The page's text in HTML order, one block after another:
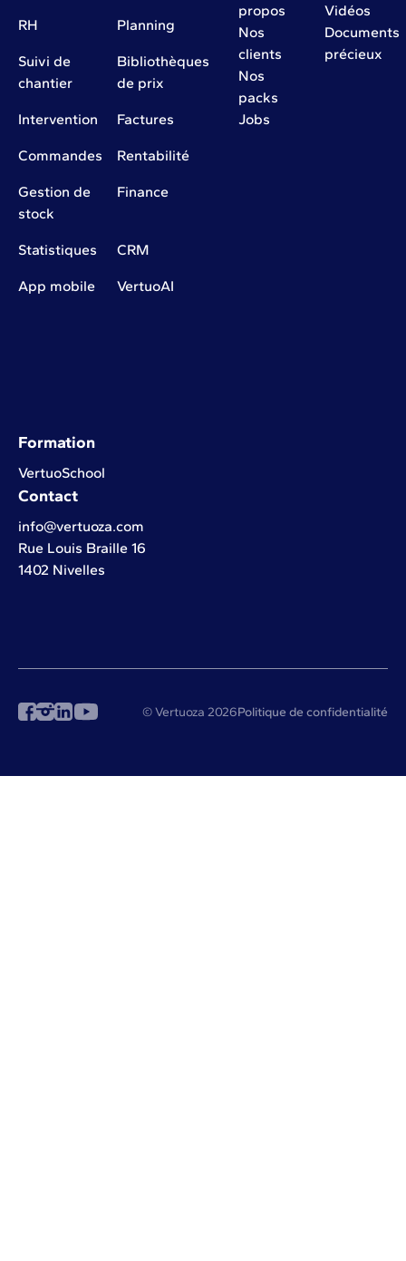
RH Planning
Suivi de
chantier
Bibliothèques
de prix
Intervention Factures
Commandes Rentabilité
Gestion de
stock
Finance
Statistiques CRM
App mobile VertuoAI
propos
Nos
clients
Nos
packs
Jobs
Vidéos
Documents
précieux
Formation
VertuoSchool
Contact
info@vertuoza.com
Rue Louis Braille 16
1402 Nivelles
© Vertuoza 2026Politique de confidentialité